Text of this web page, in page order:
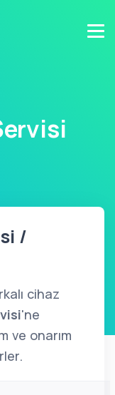
/
cihaz
'ne
ve onarım